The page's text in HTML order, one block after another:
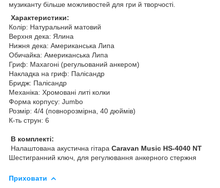
музиканту більше можливостей для гри й творчості.
Характеристики:
Колір: Натуральний матовий
Верхня дека: Ялина
Нижня дека: Американська Липа
Обичайка: Американська Липа
Гриф: Махагоні (регульований анкером)
Накладка на гриф: Палісандр
Бридж: Палісандр
Механіка: Хромовані литі колки
Форма корпусу: Jumbo
Розмір: 4/4 (повнорозмірна, 40 дюймів)
К-ть струн: 6
В комплекті:
Налаштована акустична гітара Caravan Music HS-4040 NT
Шестигранний ключ, для регулювання анкерного стержня
Приховати